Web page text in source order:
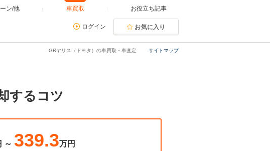
ン/他 車買取 お役立ち記事
ログイン お気に入り
サイトマップ
GRヤリス（トヨタ）の車買取・車査定
するコツ
～ 339.3万円